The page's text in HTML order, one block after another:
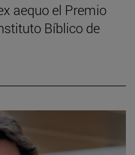
aequo el Premio
Bíblico de